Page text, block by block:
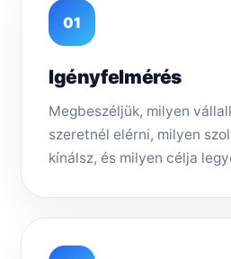
01
Igényfelmérés
Megbeszéljük, milyen
szeretnél elérni, milyen
kínálsz, és milyen célja